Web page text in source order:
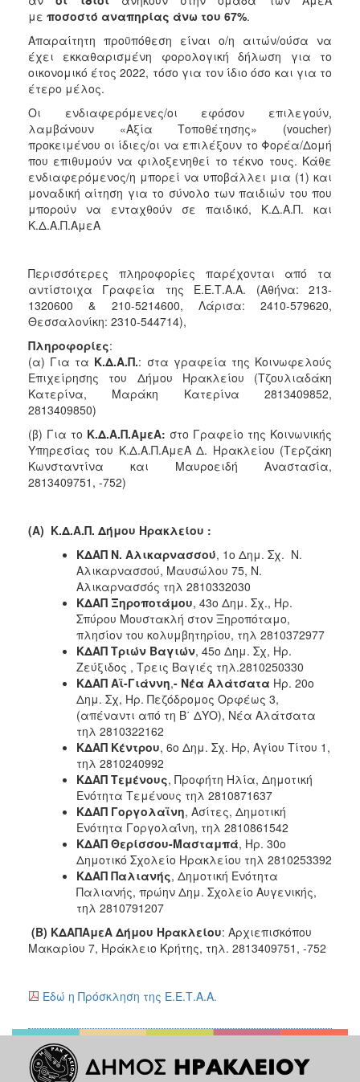
με ποσοστό αναπηρίας άνω του 67%.
Απαραίτητη προϋπόθεση είναι ο/η αιτών/ούσα να
έχει εκκαθαρισμένη φορολογική δήλωση για το
οικονομικό έτος 2022, τόσο για τον ίδιο όσο και για το
έτερο μέλος.
Οι ενδιαφερόμενες/οι εφόσον επιλεγούν,
λαμβάνουν «Αξία Τοποθέτησης» (voucher)
προκειμένου οι ίδιες/οι να επιλέξουν το Φορέα/Δομή
που επιθυμούν να φιλοξενηθεί το τέκνο τους. Κάθε
ενδιαφερόμενος/η μπορεί να υποβάλλει μια (1) και
μοναδική αίτηση για το σύνολο των παιδιών του που
μπορούν να ενταχθούν σε παιδικό, Κ.Δ.Α.Π. και
Κ.Δ.Α.Π.ΑμεΑ
Περισσότερες πληροφορίες παρέχονται από τα
αντίστοιχα Γραφεία της Ε.Ε.Τ.Α.Α. (Αθήνα: 213-
1320600 & 210-5214600, Λάρισα: 2410-579620,
Θεσσαλονίκη: 2310-544714),
Πληροφορίες:
(α) Για τα Κ.Δ.Α.Π.: στα γραφεία της Κοινωφελούς
Επιχείρησης του Δήμου Ηρακλείου (Τζουλιαδάκη
Κατερίνα, Μαράκη Κατερίνα 2813409852,
2813409850)
(β) Για το Κ.Δ.Α.Π.ΑμεΑ: στο Γραφείο της Κοινωνικής
Υπηρεσίας του Κ.Δ.Α.Π.ΑμεΑ Δ. Ηρακλείου (Τερζάκη
Κωνσταντίνα και Μαυροειδή Αναστασία,
2813409751, -752)
(Α) Κ.Δ.Α.Π. Δήμου Ηρακλείου :
ΚΔΑΠ Ν. Αλικαρνασσού, 1ο Δημ. Σχ. Ν.
Αλικαρνασσού, Μαυσώλου 75, Ν.
Αλικαρνασσός τηλ 2810332030
ΚΔΑΠ Ξηροποτάμου, 43ο Δημ. Σχ., Ηρ.
Σπύρου Μουστακλή στον Ξηροπόταμο,
πλησίον του κολυμβητηρίου, τηλ 2810372977
ΚΔΑΠ Τριών Βαγιών, 45ο Δημ. Σχ, Ηρ.
Ζεύξιδος , Τρεις Βαγιές τηλ.2810250330
ΚΔΑΠ Αϊ-Γιάννη,- Νέα Αλάτσατα Ηρ. 20ο
Δημ. Σχ, Ηρ. Πεζόδρομος Ορφέως 3,
(απέναντι από τη Β΄ ΔΥΟ), Νέα Αλάτσατα
τηλ 2810322162
ΚΔΑΠ Κέντρου, 6ο Δημ. Σχ. Ηρ, Αγίου Τίτου 1,
τηλ 2810240992
ΚΔΑΠ Τεμένους, Προφήτη Ηλία, Δημοτική
Ενότητα Τεμένους τηλ 2810871637
ΚΔΑΠ Γοργολαϊνη, Ασίτες, Δημοτική
Ενότητα Γοργολαΐνη, τηλ 2810861542
ΚΔΑΠ Θερίσσου-Μασταμπά, Ηρ. 30ο
Δημοτικό Σχολείο Ηρακλείου τηλ 2810253392
ΚΔΑΠ Παλιανής, Δημοτική Ενότητα
Παλιανής, πρώην Δημ. Σχολείο Αυγενικής,
τηλ 2810791207
(Β) ΚΔΑΠΑμεΑ Δήμου Ηρακλείου: Αρχιεπισκόπου
Μακαρίου 7, Ηράκλειο Κρήτης, τηλ. 2813409751, -752
Εδώ η Πρόσκληση της Ε.Ε.Τ.Α.Α.